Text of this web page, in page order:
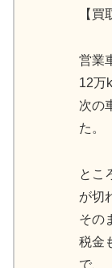
【買
営業
12万
次の
た。
とこ
が切
その
税金
で、